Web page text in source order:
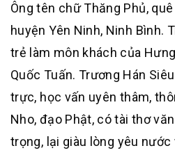
Ông tên chữ Thăng Phủ,
huyện Yên Ninh, Ninh Bình.
trẻ làm môn khách của
Quốc Tuấn. Trương Hán
trực, học vấn uyên thâm,
Nho, đạo Phật, có tài thơ
trọng, lại giàu lòng yêu